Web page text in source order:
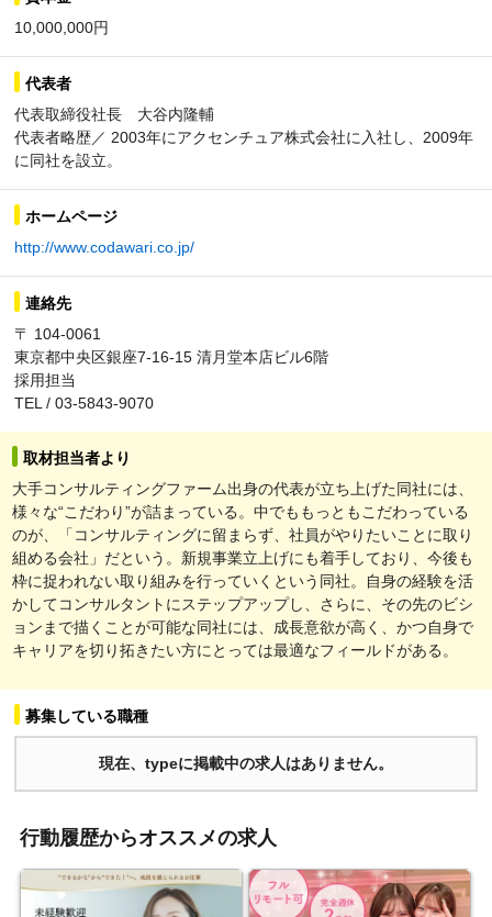
10,000,000円
代表者
代表取締役社長 大谷内隆輔
代表者略歴／ 2003年にアクセンチュア株式会社に入社し、2009年
に同社を設立。
ホームページ
http://www.codawari.co.jp/
連絡先
〒 104-0061
東京都中央区銀座7-16-15 清月堂本店ビル6階
採用担当
TEL / 03-5843-9070
取材担当者より
大手コンサルティングファーム出身の代表が立ち上げた同社には、
様々な“こだわり”が詰まっている。中でももっともこだわっている
のが、「コンサルティングに留まらず、社員がやりたいことに取り
組める会社」だという。新規事業立上げにも着手しており、今後も
枠に捉われない取り組みを行っていくという同社。自身の経験を活
かしてコンサルタントにステップアップし、さらに、その先のビシ
ョンまで描くことが可能な同社には、成長意欲が高く、かつ自身で
キャリアを切り拓きたい方にとっては最適なフィールドがある。
募集している職種
現在、typeに掲載中の求人はありません。
行動履歴からオススメの求人